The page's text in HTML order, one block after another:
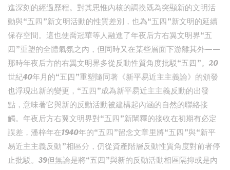
進深刻的經過歷程。對其思惟內核的調換既為突顯新的文明活
動與“五四”新文明活動的性質差別，也為“五四”新文明的延續
保存空間。這也使喬冠華等人融進了年夜后方右翼文明界“五
四”重塑的全體氣氛之內，但同時又在某些層面下游離其外——
那時年夜后方的右翼文明界多從反動性質角度批駁“五四”。20
世紀40年月的“五四”重塑隨同著《新平易近主主義論》的頒發
也浮現出新的變更，“五四”成為新平易近主主義反動的出發
點，意味著它與新的反動活動被建構起內涵的自然的聯絡接
觸。年夜后方右翼文明界對“五四”新闡釋的接收在初期有必定
誤差，潘梓年在1940年的“五四”留念文章里將“五四”與“新平
易近主主義反動”相區分，仍從資產階層反動性質角度對前者停
止批駁。39但無論是將“五四”與新的反動活動相區隔抑或是內